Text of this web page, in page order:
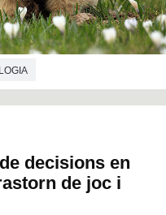
decisions en
de joc i